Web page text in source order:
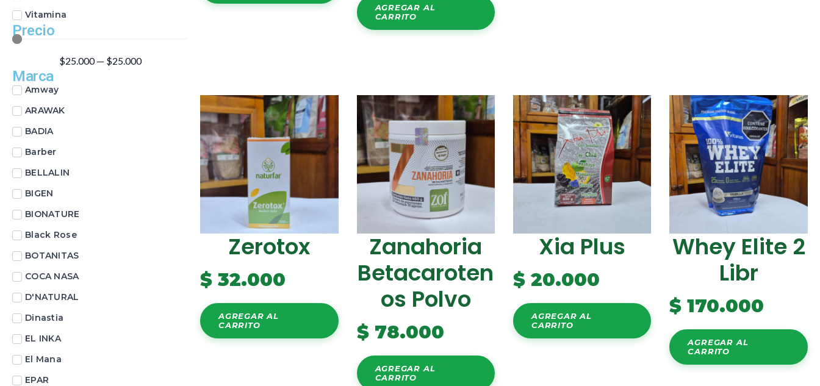
Vitamina
Precio
$25.000— $25.000
Marca
Amway
ARAWAK
BADIA
Barber
BELLALIN
BIGEN
BIONATURE
Black Rose
BOTANITAS
COCA NASA
D'NATURAL
Dinastia
EL INKA
El Mana
EPAR
AGREGAR AL
CARRITO
Zerotox
$ 32.000
AGREGAR AL
CARRITO
Zanahoria
Betacaroten
Os Polvo
$78.000
AGREGAR AL
CARRITO
Xia Plus
$ 20.000
AGREGAR AL
CARRITO
Whey Elite 2
Libr
$ 170.000
AGREGAR AL
CARRITO